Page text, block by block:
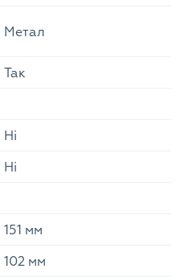
Метал
Так
Ні
Ні
151 мм
102 мм